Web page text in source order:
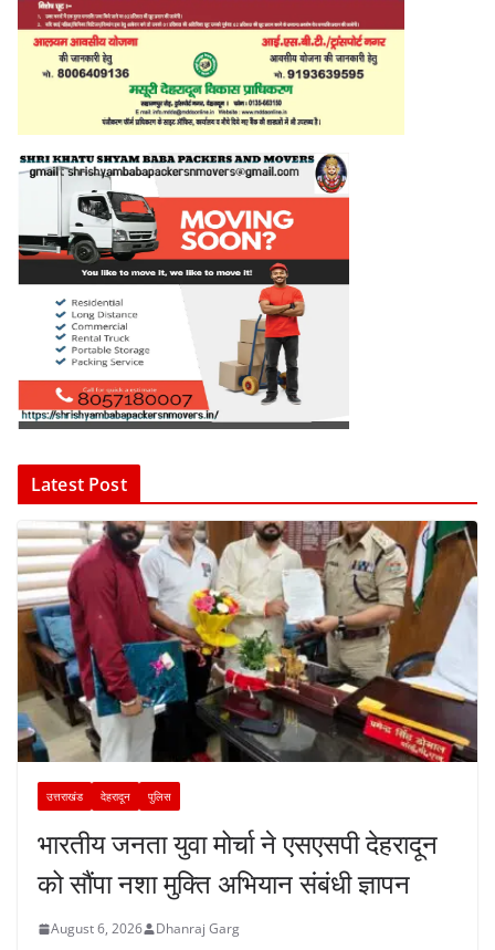
Latest Post
उत्तराखंड देहरादून पुलिस
भारतीय जनता युवा मोर्चा ने एसएसपी देहरादून
को सौंपा नशा मुक्ति अभियान संबंधी ज्ञापन
August 6, 2026 Dhanraj Garg